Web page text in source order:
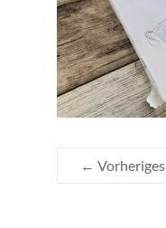
← Vorheriges